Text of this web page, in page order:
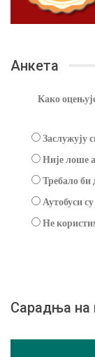
Анкета
Како
Заслужују
Није лоше
Требало би
Аутобуси
Не
Сарадња на